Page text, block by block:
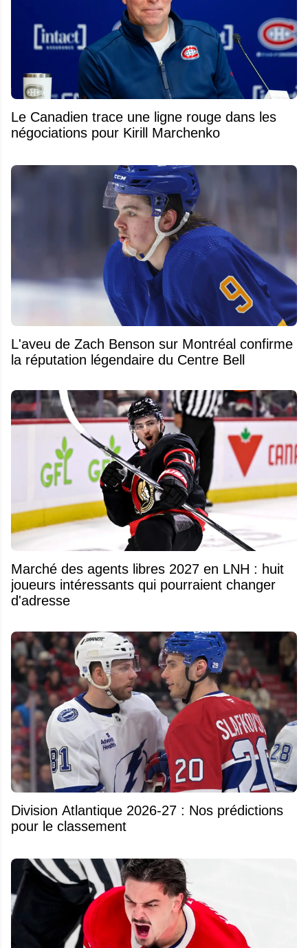
Le Canadien trace une ligne rouge dans les
négociations pour Kirill Marchenko
L'aveu de Zach Benson sur Montréal confirme
la réputation légendaire du Centre Bell
Marché des agents libres 2027 en LNH : huit
joueurs intéressants qui pourraient changer
d'adresse
Division Atlantique 2026-27 : Nos prédictions
pour le classement